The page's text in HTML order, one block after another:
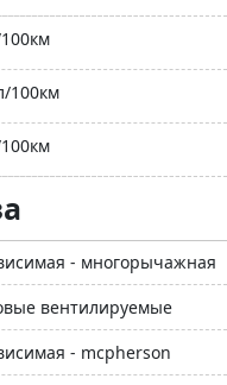
100км
- многорычажная
вентилируемые
- mcpherson